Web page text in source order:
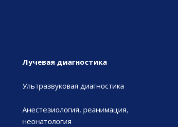
Лучевая диагностика
Ультразвуковая диагностика
Анестезиология, реанимация,
неонатология